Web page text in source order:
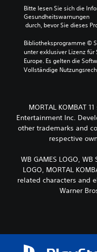
Bitte lesen Sie sich die
Gesundheitswarnungen
durch, bevor Sie dieses
Bibliotheksprogramme ©
unter exklusiver Lizenz
Europe. Es gelten die
Vollständige
MORTAL KOMBAT
Entertainment Inc.
other trademarks and
respective
WB GAMES LOGO, WB
LOGO, MORTAL
related characters and
Warner